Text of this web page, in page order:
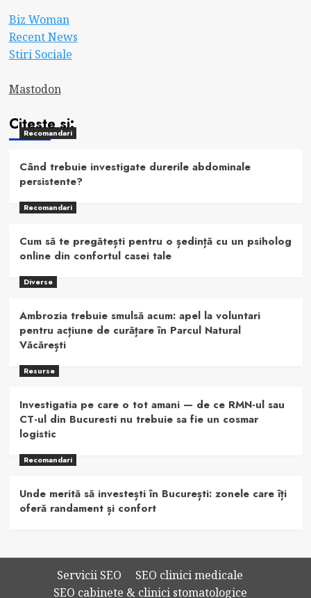
Biz Woman
Recent News
Stiri Sociale
Mastodon
Citeste si:
Recomandari
Când trebuie investigate durerile abdominale
persistente?
Recomandari
Cum să te pregătești pentru o ședință cu un psiholog
online din confortul casei tale
Diverse
Ambrozia trebuie smulsă acum: apel la voluntari
pentru acțiune de curățare în Parcul Natural
Văcărești
Resurse
Investigatia pe care o tot amani — de ce RMN-ul sau
CT-ul din Bucuresti nu trebuie sa fie un cosmar
logistic
Recomandari
Unde merită să investești în București: zonele care îți
oferă randament și confort
Servicii SEO
SEO clinici medicale
SEO cabinete & clinici stomatologice